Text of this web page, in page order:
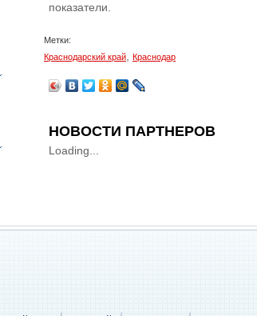
показатели.
Метки:
Краснодарский край
Краснодар
НОВОСТИ ПАРТНЕРОВ
Loading...